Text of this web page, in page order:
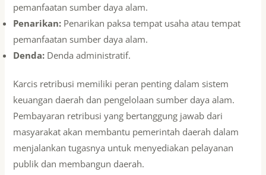
pemanfaatan sumber daya alam.
Penarikan: Penarikan paksa tempat usaha atau tempat
pemanfaatan sumber daya alam.
Denda: Denda administratif.
Karcis retribusi memiliki peran penting dalam sistem
keuangan daerah dan pengelolaan sumber daya alam.
Pembayaran retribusi yang bertanggung jawab dari
masyarakat akan membantu pemerintah daerah dalam
menjalankan tugasnya untuk menyediakan pelayanan
publik dan membangun daerah.